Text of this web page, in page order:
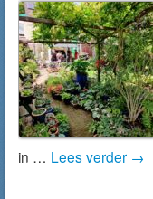
in … Lees verder →